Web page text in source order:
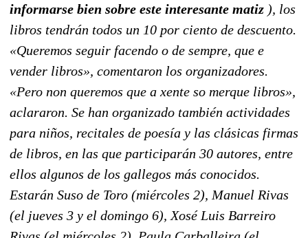
informarse bien sobre este interesante matiz ), los
libros tendrán todos un 10 por ciento de descuento.
«Queremos seguir facendo o de sempre, que e
vender libros», comentaron los organizadores.
«Pero non queremos que a xente so merque libros»,
aclararon. Se han organizado también actividades
para niños, recitales de poesía y las clásicas firmas
de libros, en las que participarán 30 autores, entre
ellos algunos de los gallegos más conocidos.
Estarán Suso de Toro (miércoles 2), Manuel Rivas
(el jueves 3 y el domingo 6), Xosé Luis Barreiro